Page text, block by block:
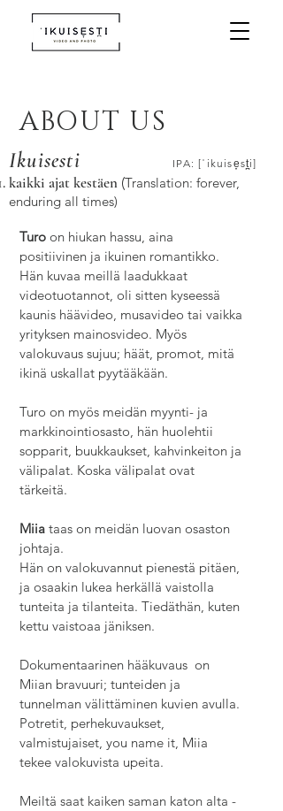
ABOUT US
Turo on hiukan hassu, aina
positiivinen ja ikuinen romantikko.
Hän kuvaa meillä laadukkaat
videotuotannot, oli sitten kyseessä
kaunis häävideo, musavideo tai vaikka
yrityksen mainosvideo. Myös
valokuvaus sujuu; häät, promot, mitä
ikinä uskallat pyytääkään.
Turo on myös meidän myynti- ja
markkinointiosasto, hän huolehtii
sopparit, buukkaukset, kahvinkeiton ja
välipalat. Koska välipalat ovat
tärkeitä.
Miia taas on meidän luovan osaston
johtaja.
Hän on valokuvannut pienestä pitäen,
ja osaakin lukea herkällä vaistolla
tunteita ja tilanteita. Tiedäthän, kuten
kettu vaistoaa jäniksen.
Dokumentaarinen hääkuvaus on
Miian bravuuri; tunteiden ja
tunnelman välittäminen kuvien avulla.
Potretit, perhekuvaukset,
valmistujaiset, you name it, Miia
tekee valokuvista upeita.
Meiltä saat kaiken saman katon alta -
Ikuisesti I PA: [ˈikuise̞st̪i]
kaikki ajat kestäen (Translation: forever,
enduring all times)